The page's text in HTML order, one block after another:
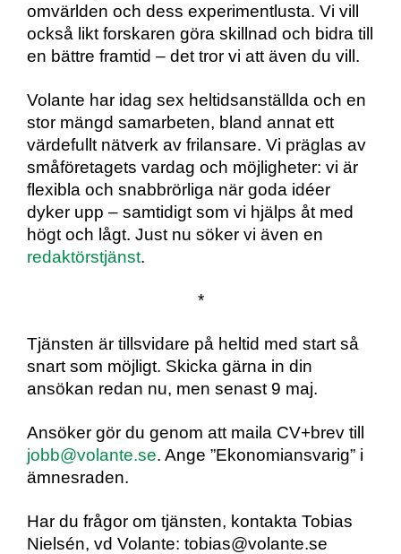
omvärlden och dess experimentlusta. Vi vill
också likt forskaren göra skillnad och bidra till
en bättre framtid – det tror vi att även du vill.
Volante har idag sex heltidsanställda och en
stor mängd samarbeten, bland annat ett
värdefullt nätverk av frilansare. Vi präglas av
småföretagets vardag och möjligheter: vi är
flexibla och snabbrörliga när goda idéer
dyker upp – samtidigt som vi hjälps åt med
högt och lågt. Just nu söker vi även en
redaktörstjänst.
*
Tjänsten är tillsvidare på heltid med start så
snart som möjligt. Skicka gärna in din
ansökan redan nu, men senast 9 maj.
Ansöker gör du genom att maila CV+brev till
jobb@volante.se. Ange ”Ekonomiansvarig” i
ämnesraden.
Har du frågor om tjänsten, kontakta Tobias
Nielsén, vd Volante: tobias@volante.se